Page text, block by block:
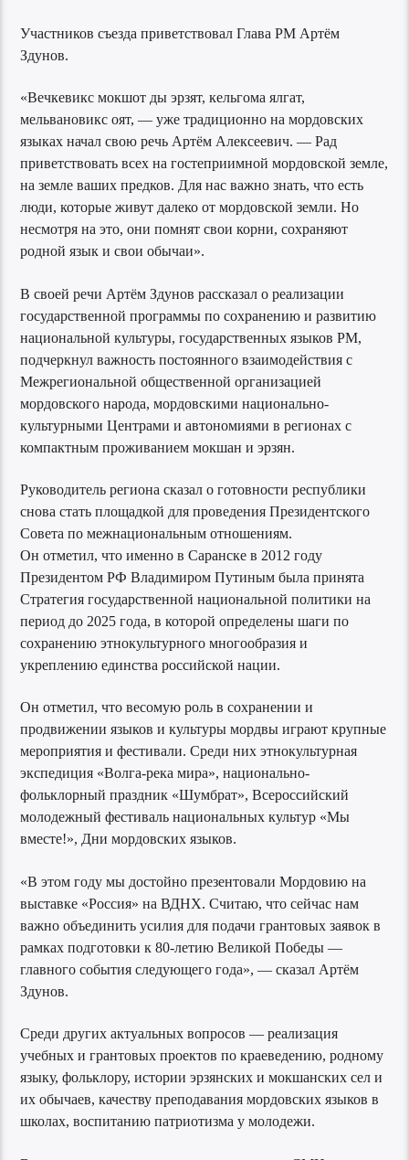
Участников съезда приветствовал Глава РМ Артём
Здунов.
«Вечкевикс мокшот ды эрзят, кельгома ялгат,
мельвановикс оят, — уже традиционно на мордовских
языках начал свою речь Артём Алексеевич. — Рад
приветствовать всех на гостеприимной мордовской земле,
на земле ваших предков. Для нас важно знать, что есть
люди, которые живут далеко от мордовской земли. Но
несмотря на это, они помнят свои корни, сохраняют
родной язык и свои обычаи».
В своей речи Артём Здунов рассказал о реализации
государственной программы по сохранению и развитию
национальной культуры, государственных языков РМ,
подчеркнул важность постоянного взаимодействия с
Межрегиональной общественной организацией
мордовского народа, мордовскими национально-
культурными Центрами и автономиями в регионах с
компактным проживанием мокшан и эрзян.
Руководитель региона сказал о готовности республики
снова стать площадкой для проведения Президентского
Совета по межнациональным отношениям.
Он отметил, что именно в Саранске в 2012 году
Президентом РФ Владимиром Путиным была принята
Стратегия государственной национальной политики на
период до 2025 года, в которой определены шаги по
сохранению этнокультурного многообразия и
укреплению единства российской нации.
Он отметил, что весомую роль в сохранении и
продвижении языков и культуры мордвы играют крупные
мероприятия и фестивали. Среди них этнокультурная
экспедиция «Волга-река мира», национально-
фольклорный праздник «Шумбрат», Всероссийский
молодежный фестиваль национальных культур «Мы
вместе!», Дни мордовских языков.
«В этом году мы достойно презентовали Мордовию на
выставке «Россия» на ВДНХ. Считаю, что сейчас нам
важно объединить усилия для подачи грантовых заявок в
рамках подготовки к 80-летию Великой Победы —
главного события следующего года», — сказал Артём
Здунов.
Среди других актуальных вопросов — реализация
учебных и грантовых проектов по краеведению, родному
языку, фольклору, истории эрзянских и мокшанских сел и
их обычаев, качеству преподавания мордовских языков в
школах, воспитанию патриотизма у молодежи.